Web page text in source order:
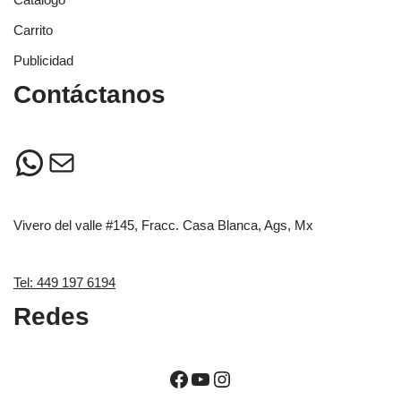
Carrito
Publicidad
Contáctanos
Vivero del valle #145, Fracc. Casa Blanca, Ags, Mx
Tel: 449 197 6194
Redes